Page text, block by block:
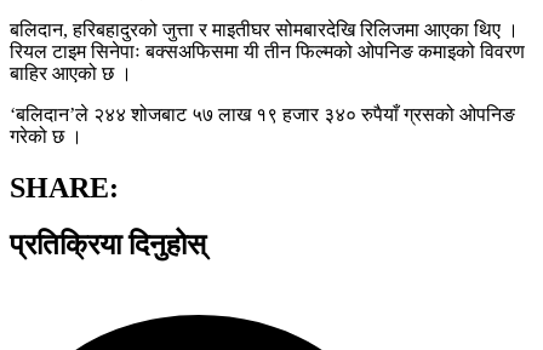
बलिदान, हरिबहादुरको जुत्ता र माइतीघर सोमबारदेखि रिलिजमा आएका थिए ।
रियल टाइम सिनेपाः बक्सअफिसमा यी तीन फिल्मको ओपनिङ कमाइको विवरण
बाहिर आएको छ ।
‘बलिदान’ले २४४ शोजबाट ५७ लाख १९ हजार ३४० रुपैयाँ ग्रसको ओपनिङ
गरेको छ ।
SHARE:
प्रतिक्रिया दिनुहोस्